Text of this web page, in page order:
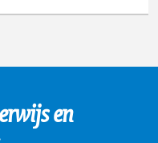
en